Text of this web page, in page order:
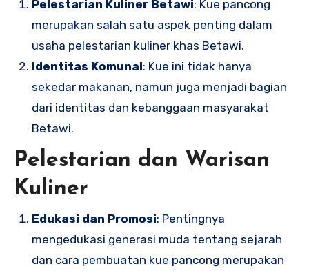
Pelestarian Kuliner Betawi: Kue pancong
merupakan salah satu aspek penting dalam
usaha pelestarian kuliner khas Betawi.
Identitas Komunal: Kue ini tidak hanya
sekedar makanan, namun juga menjadi bagian
dari identitas dan kebanggaan masyarakat
Betawi.
Pelestarian dan Warisan
Kuliner
Edukasi dan Promosi: Pentingnya
mengedukasi generasi muda tentang sejarah
dan cara pembuatan kue pancong merupakan